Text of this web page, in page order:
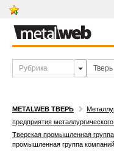
METALWEB ТВЕРЬ
предприятия
Тверская промышленная
промышленная группа компаний